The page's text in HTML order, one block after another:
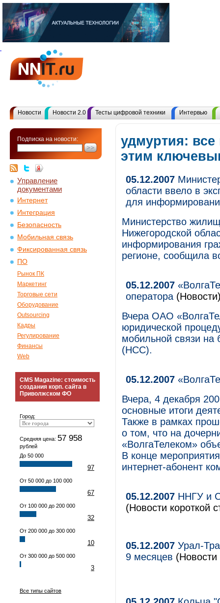
Новости Новости 2.0 Тесты цифровой техники Интервью
Подписка на новости:
Управление
документами
Интернет
Интеграция
Безопасность
Мобильная связь
Фиксированная связь
ПО
Рынок ПК
Маркетинг
Торговые сети
Оборудование
Outsourcing
Кадры
Регулирование
Финансы
Web
CMS Magazine: стоимость
создания корп. сайта в
Приволжском ФО
Город:
Средняя цена: 57 958
рублей
До 50 000
97
От 50 000 до 100 000
67
От 100 000 до 200 000
32
От 200 000 до 300 000
10
От 300 000 до 500 000
3
Все типы сайтов
удмуртия:
этим
05.12.2007
области ввело в
для
Министерство
Нижегородской
информирования
регионе, сообщила
05.12.2007
оператора
Вчера ОАО
юридической
мобильной связи на
(НСС).
05.12.2007
Вчера, 4 декабря
основные итоги
Также в рамках
о том, что на
«ВолгаТелеком»
В конце
интернет-абонент
05.12.2007 ННГУ и
(Новости короткой
05.12.2007 Урал-
9 месяцев (Новости